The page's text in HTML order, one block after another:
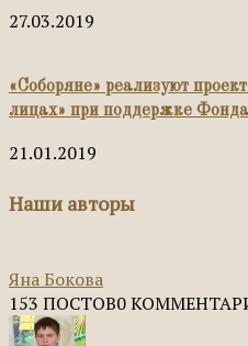
27.03.2019
«Соборяне» реализуют
лицах» при поддержке
21.01.2019
Наши авторы
Яна Бокова
153 ПОСТОВ0